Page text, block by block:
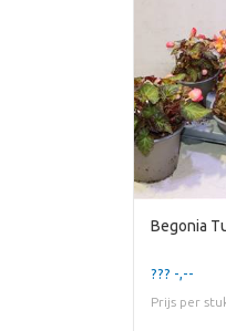
Begonia
??? -,--
Prijs per